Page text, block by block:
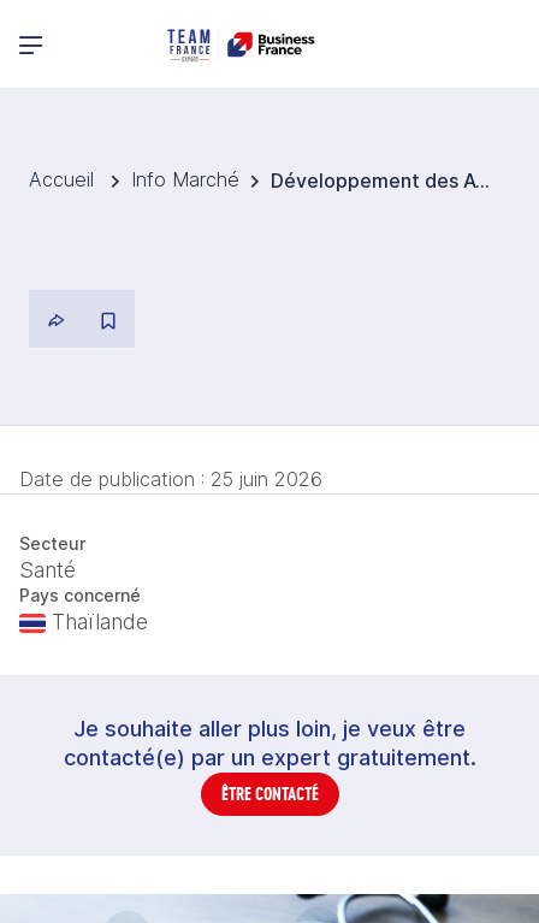
Menu principal
Accueil Info Marché Développement des ATMPs en Thaïlande
Date de publication : 25 juin 2026
Secteur
Santé
Pays concerné
Thaïlande
Je souhaite aller plus loin, je veux être
contacté(e) par un expert gratuitement.
ÊTRE CONTACTÉ